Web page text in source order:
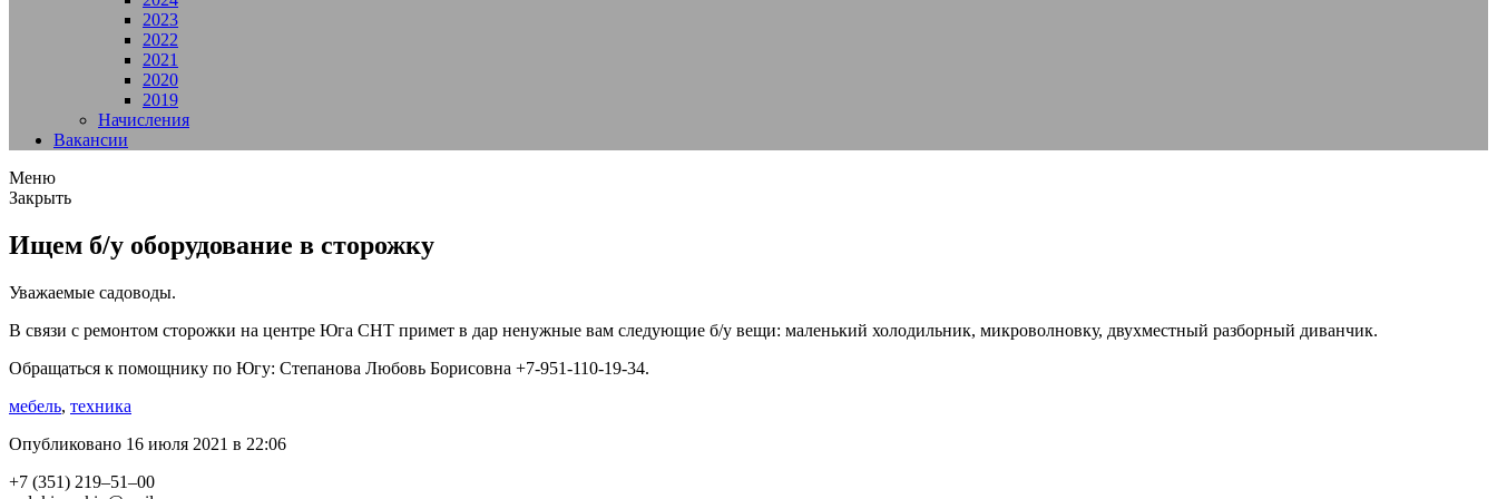
2023
2022
2021
2020
2019
Начисления
Вакансии
Меню
Закрыть
Ищем б/у оборудование в сторожку
Уважаемые садоводы.
В связи с ремонтом сторожки на центре Юга СНТ примет в дар ненужные вам следующие б/у вещи: маленький холодильник, микроволновку, двухместный разборный диванчик.
Обращаться к помощнику по Югу: Степанова Любовь Борисовна +7-951-110-19-34.
мебель, техника
Опубликовано 16 июля 2021 в 22:06
+7 (351) 219–51–00